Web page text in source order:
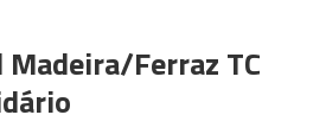
Ferraz TC